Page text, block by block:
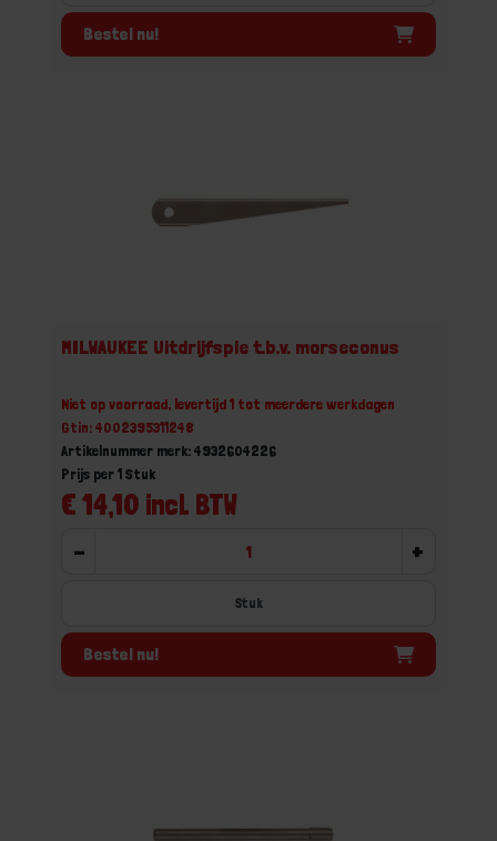
Bestel nu!
MILWAUKEE Uitdrijfspie t.b.v. morseconus
Niet op voorraad, levertijd 1 tot meerdere werkdagen
Gtin: 4002395311248
Artikelnummer merk: 4932604226
€ 14,10 incl. BTW
Prijs per 1 Stuk
- +
Stuk
Bestel nu!